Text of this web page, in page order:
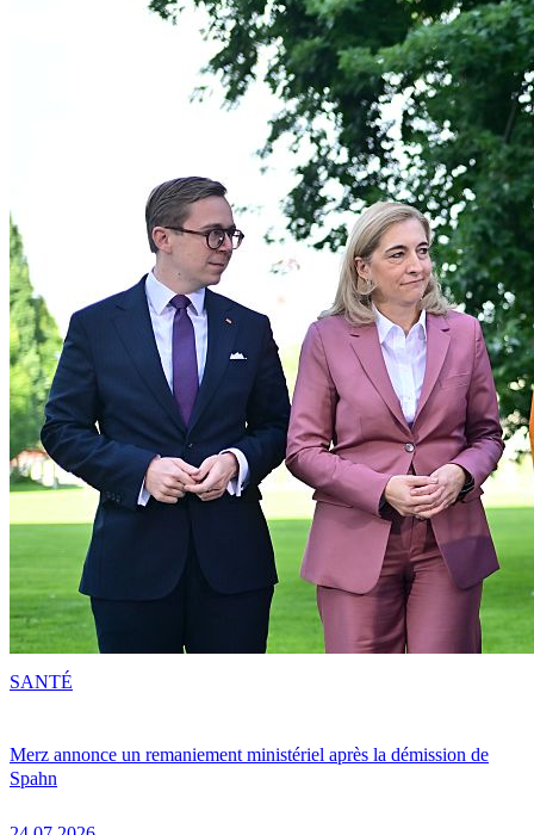
Merz annonce un remaniement ministériel après la démission de
Spahn
SANTÉ